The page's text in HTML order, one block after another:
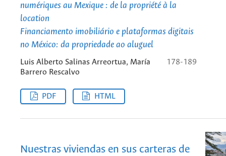
numériques au Mexique : de la propriété à la
location
Financiamento imobiliário e plataformas digitais
no México: da propriedade ao aluguel
Luis Alberto Salinas Arreortua, María
Barrero Rescalvo
178-189
PDF HTML
Nuestras viviendas en sus carteras de